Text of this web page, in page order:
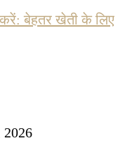
करें: बेहतर खेती के लिए